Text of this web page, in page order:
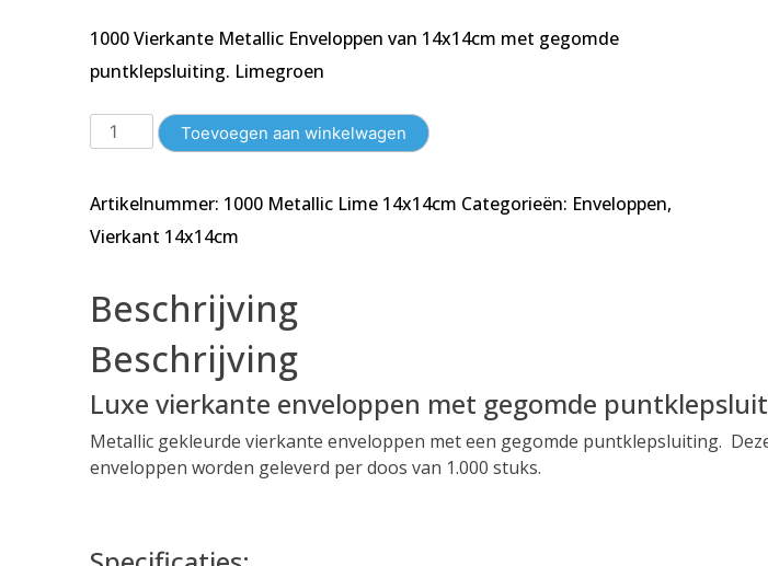
1000 Vierkante Metallic Enveloppen van 14x14cm met gegomde
puntklepsluiting. Limegroen
Vierkante
Enveloppen
|
Metallic
|
stuks
Toevoegen aan winkelwagen
Artikelnummer: 1000 Metallic Lime 14x14cm Categorieën: Enveloppen,
Vierkant 14x14cm
Beschrijving
Beschrijving
Luxe vierkante enveloppen met gegomde
Metallic gekleurde vierkante enveloppen met een gegomde puntklepsluiting.
enveloppen worden geleverd per doos van 1.000 stuks.